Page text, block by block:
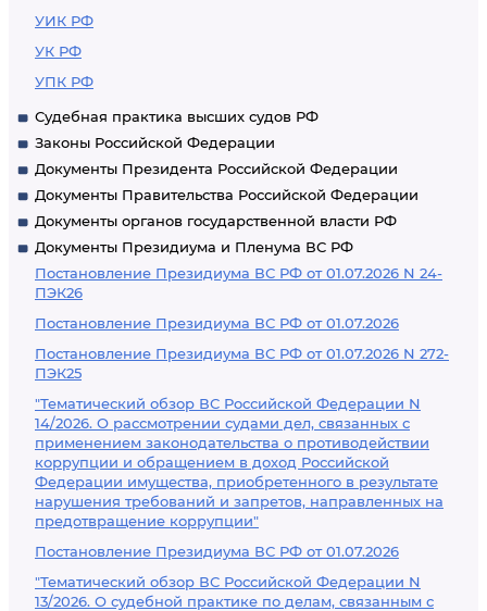
УИК РФ
УК РФ
УПК РФ
Судебная практика высших судов РФ
Законы Российской Федерации
Документы Президента Российской Федерации
Документы Правительства Российской Федерации
Документы органов государственной власти РФ
Документы Президиума и Пленума ВС РФ
Постановление Президиума ВС РФ от 01.07.2026 N 24-
ПЭК26
Постановление Президиума ВС РФ от 01.07.2026
Постановление Президиума ВС РФ от 01.07.2026 N 272-
ПЭК25
"Тематический обзор ВС Российской Федерации N
14/2026. О рассмотрении судами дел, связанных с
применением законодательства о противодействии
коррупции и обращением в доход Российской
Федерации имущества, приобретенного в результате
нарушения требований и запретов, направленных на
предотвращение коррупции"
Постановление Президиума ВС РФ от 01.07.2026
"Тематический обзор ВС Российской Федерации N
13/2026. О судебной практике по делам, связанным с